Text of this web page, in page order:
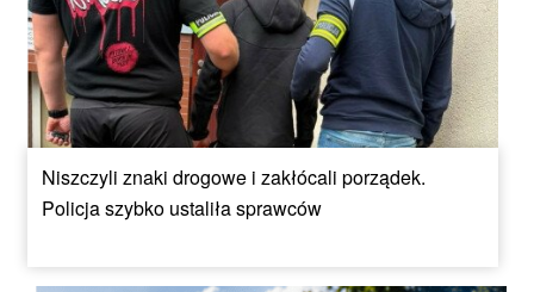
Niszczyli znaki drogowe i zakłócali porządek.
Policja szybko ustaliła sprawców